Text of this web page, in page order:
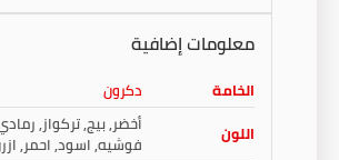
معلومات إضافية
الخامة
دكرون
اللون
أخضر, بيج, تركواز,
فوشيه, اسود, احمر,